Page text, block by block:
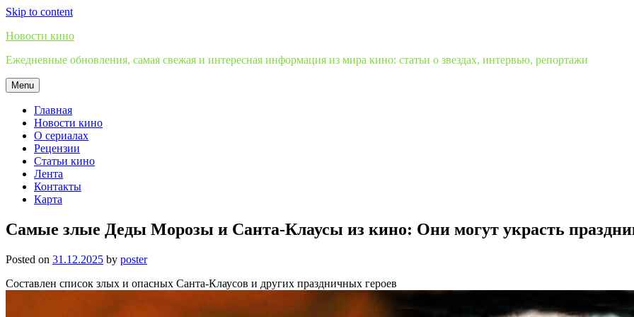
Skip to content
Новости кино
Ежедневные обновления, самая свежая и интересная информация из мира кино: статьи о звездах, интервью, репортажи
Menu
Главная
Новости кино
О сериалах
Рецензии
Статьи кино
Лента
Контакты
Карта
Самые злые Деды Морозы и Санта-Клаусы из кино: Они могут украсть
Posted on 31.12.2025 by poster
Составлен список злых и опасных Санта-Клаусов и других праздничных героев